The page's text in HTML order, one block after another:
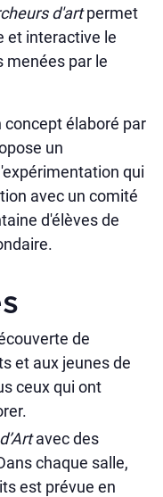
d'artpermet
et interactive le
menées par le
concept élaboré par
un
qui
avec un comité
d'élèves de
de
et aux jeunes de
ceux qui ont
avec des
chaque salle,
est prévue en